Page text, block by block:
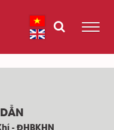
- ĐHBKHN